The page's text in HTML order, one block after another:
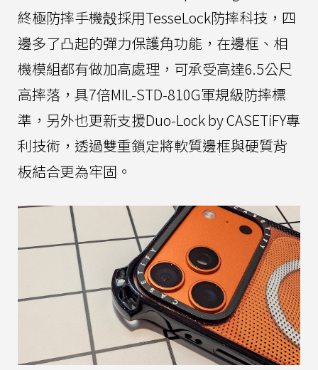
終極防摔手機殻採用TesseLock防摔科技，四
邊多了凸起的彈力保護角功能，在邊框、相
機模組都有做加高處理，可承受高達6.5公尺
高摔落，具7倍MIL-STD-810G軍規級防摔標
準，另外也更新支援Duo-Lock by CASETiFY專
利技術，透過雙重鎖定將軟質邊框與硬質背
板結合更為牢固。